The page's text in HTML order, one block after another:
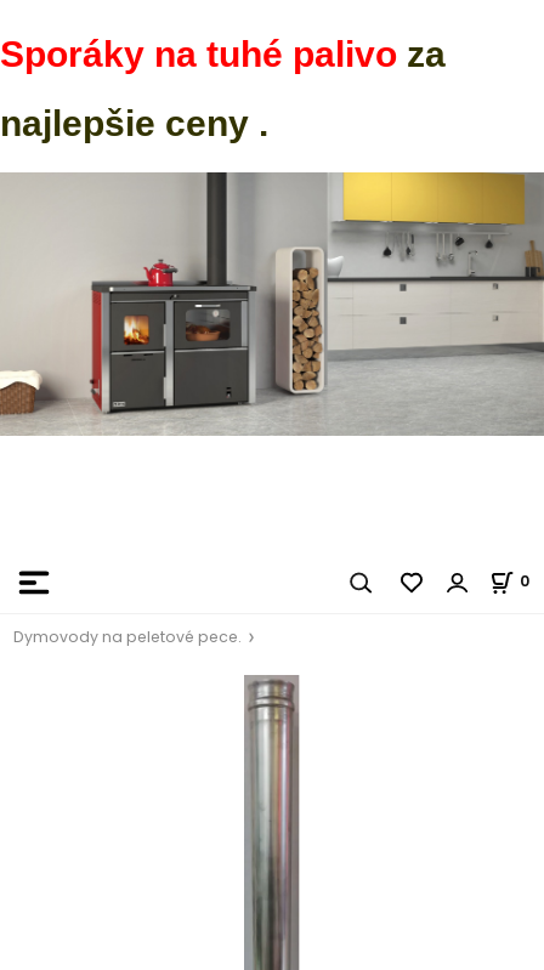
Sporáky na tuhé palivo za
najlepšie ceny .
0
Dymovody na peletové pece.